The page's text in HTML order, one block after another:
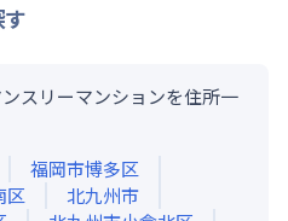
スリーマンションを住所一
福岡市博多区
区
北九州市